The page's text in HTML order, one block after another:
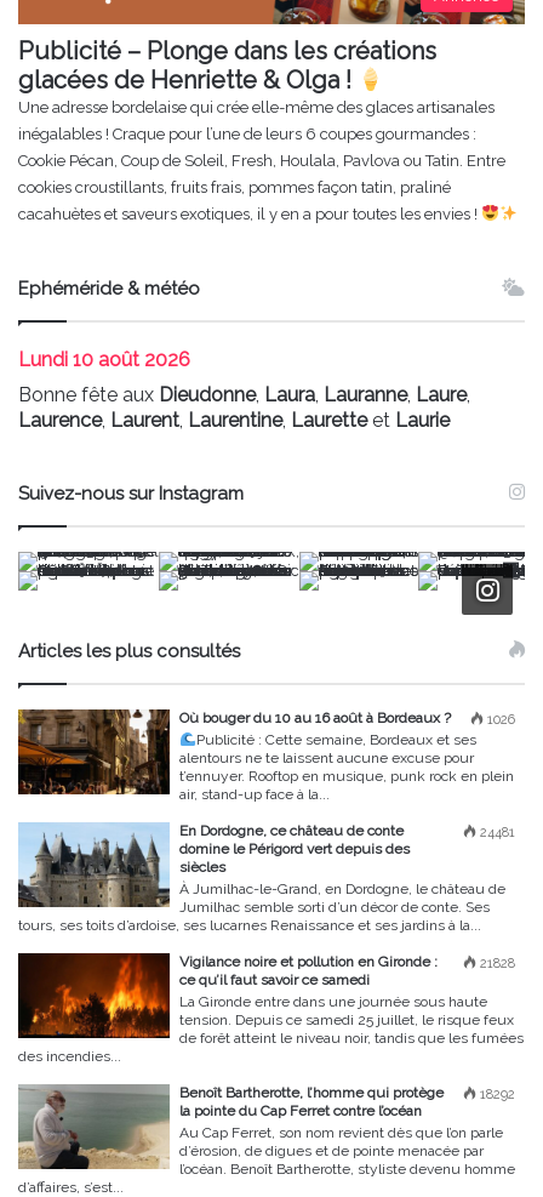
Publicité – Plonge dans les créations
glacées de Henriette & Olga !
Une adresse bordelaise qui crée elle-même des glaces artisanales
inégalables ! Craque pour l’une de leurs 6 coupes gourmandes :
Cookie Pécan, Coup de Soleil, Fresh, Houlala, Pavlova ou Tatin. Entre
cookies croustillants, fruits frais, pommes façon tatin, praliné
cacahuètes et saveurs exotiques, il y en a pour toutes les envies !
Ephéméride & météo
Lundi 10 août 2026
Bonne fête aux Dieudonne, Laura Lauranne, Laure,
Laurence, Laurent Laurentine, Lauretteet Laurie
Suivez-nous sur Instagram
Articles les plus consultés
1026
Où bouger du 10 au 16 août à Bordeaux ?
Publicité :Cette semaine, Bordeaux et ses
alentours ne te laissent aucune excuse pour
t’ennuyer. Rooftop en musique, punk rock en plein
air, stand-up face à la...
24481
En Dordogne, ce château de conte
domine le Périgord vert depuis des
siècles
À Jumilhac-le-Grand, en Dordogne, le château de
Jumilhac semble sorti d’un décor de conte. Ses
tours, ses toits d’ardoise, ses lucarnes Renaissance et ses jardins à la...
21828
Vigilance noire et pollution en Gironde :
ce qu’il faut savoir ce samedi
La Gironde entre dans une journée sous haute
tension. Depuis ce samedi 25 juillet, le risque feux
de forêt atteint le niveau noir, tandis que les fumées
des incendies...
18292
Benoît Bartherotte, l’homme qui protège
la pointe du Cap Ferret contre l’océan
Au Cap Ferret, son nom revient dès que l’on parle
d’érosion, de digues et de pointe menacée par
l’océan. Benoît Bartherotte, styliste devenu homme
d’affaires, s’est...